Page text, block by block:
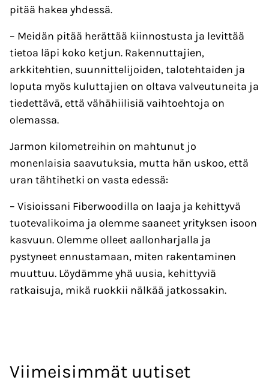
pitää hakea yhdessä.
– Meidän pitää herättää kiinnostusta ja levittää
tietoa läpi koko ketjun. Rakennuttajien,
arkkitehtien, suunnittelijoiden, talotehtaiden ja
loputa myös kuluttajien on oltava valveutuneita ja
tiedettävä, että vähähiilisiä vaihtoehtoja on
olemassa.
Jarmon kilometreihin on mahtunut jo
monenlaisia saavutuksia, mutta hän uskoo, että
uran tähtihetki on vasta edessä:
– Visioissani Fiberwoodilla on laaja ja kehittyvä
tuotevalikoima ja olemme saaneet yrityksen isoon
kasvuun. Olemme olleet aallonharjalla ja
pystyneet ennustamaan, miten rakentaminen
muuttuu. Löydämme yhä uusia, kehittyviä
ratkaisuja, mikä ruokkii nälkää jatkossakin.
Viimeisimmät uutiset